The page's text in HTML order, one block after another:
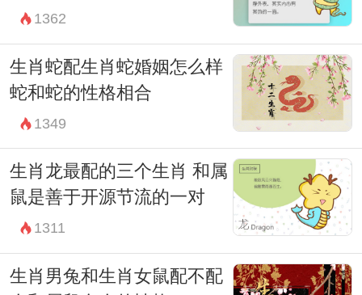
1362
生肖蛇配生肖蛇婚姻怎么样
蛇和蛇的性格相合
1349
生肖龙最配的三个生肖 和属
鼠是善于开源节流的一对
1311
生肖男兔和生肖女鼠配不配